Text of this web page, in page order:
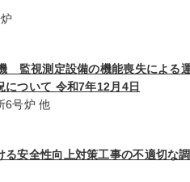
監視測定設備の機能喪失による
について 令和7年12月4日
6号炉 他
安全性向上対策工事の不適切な